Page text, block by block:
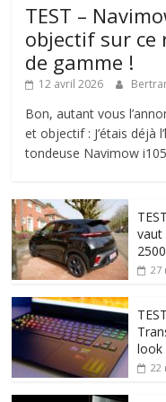
TEST –
objectif sur
de gamme !
12 avril 2026
Bon, autant vous
et objectif : J’étais déjà
tondeuse Navimow i105
vaut
27
look
22